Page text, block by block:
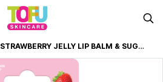
STRAWBERRY JELLY LIP BALM & SUGAR LIP SCRUB